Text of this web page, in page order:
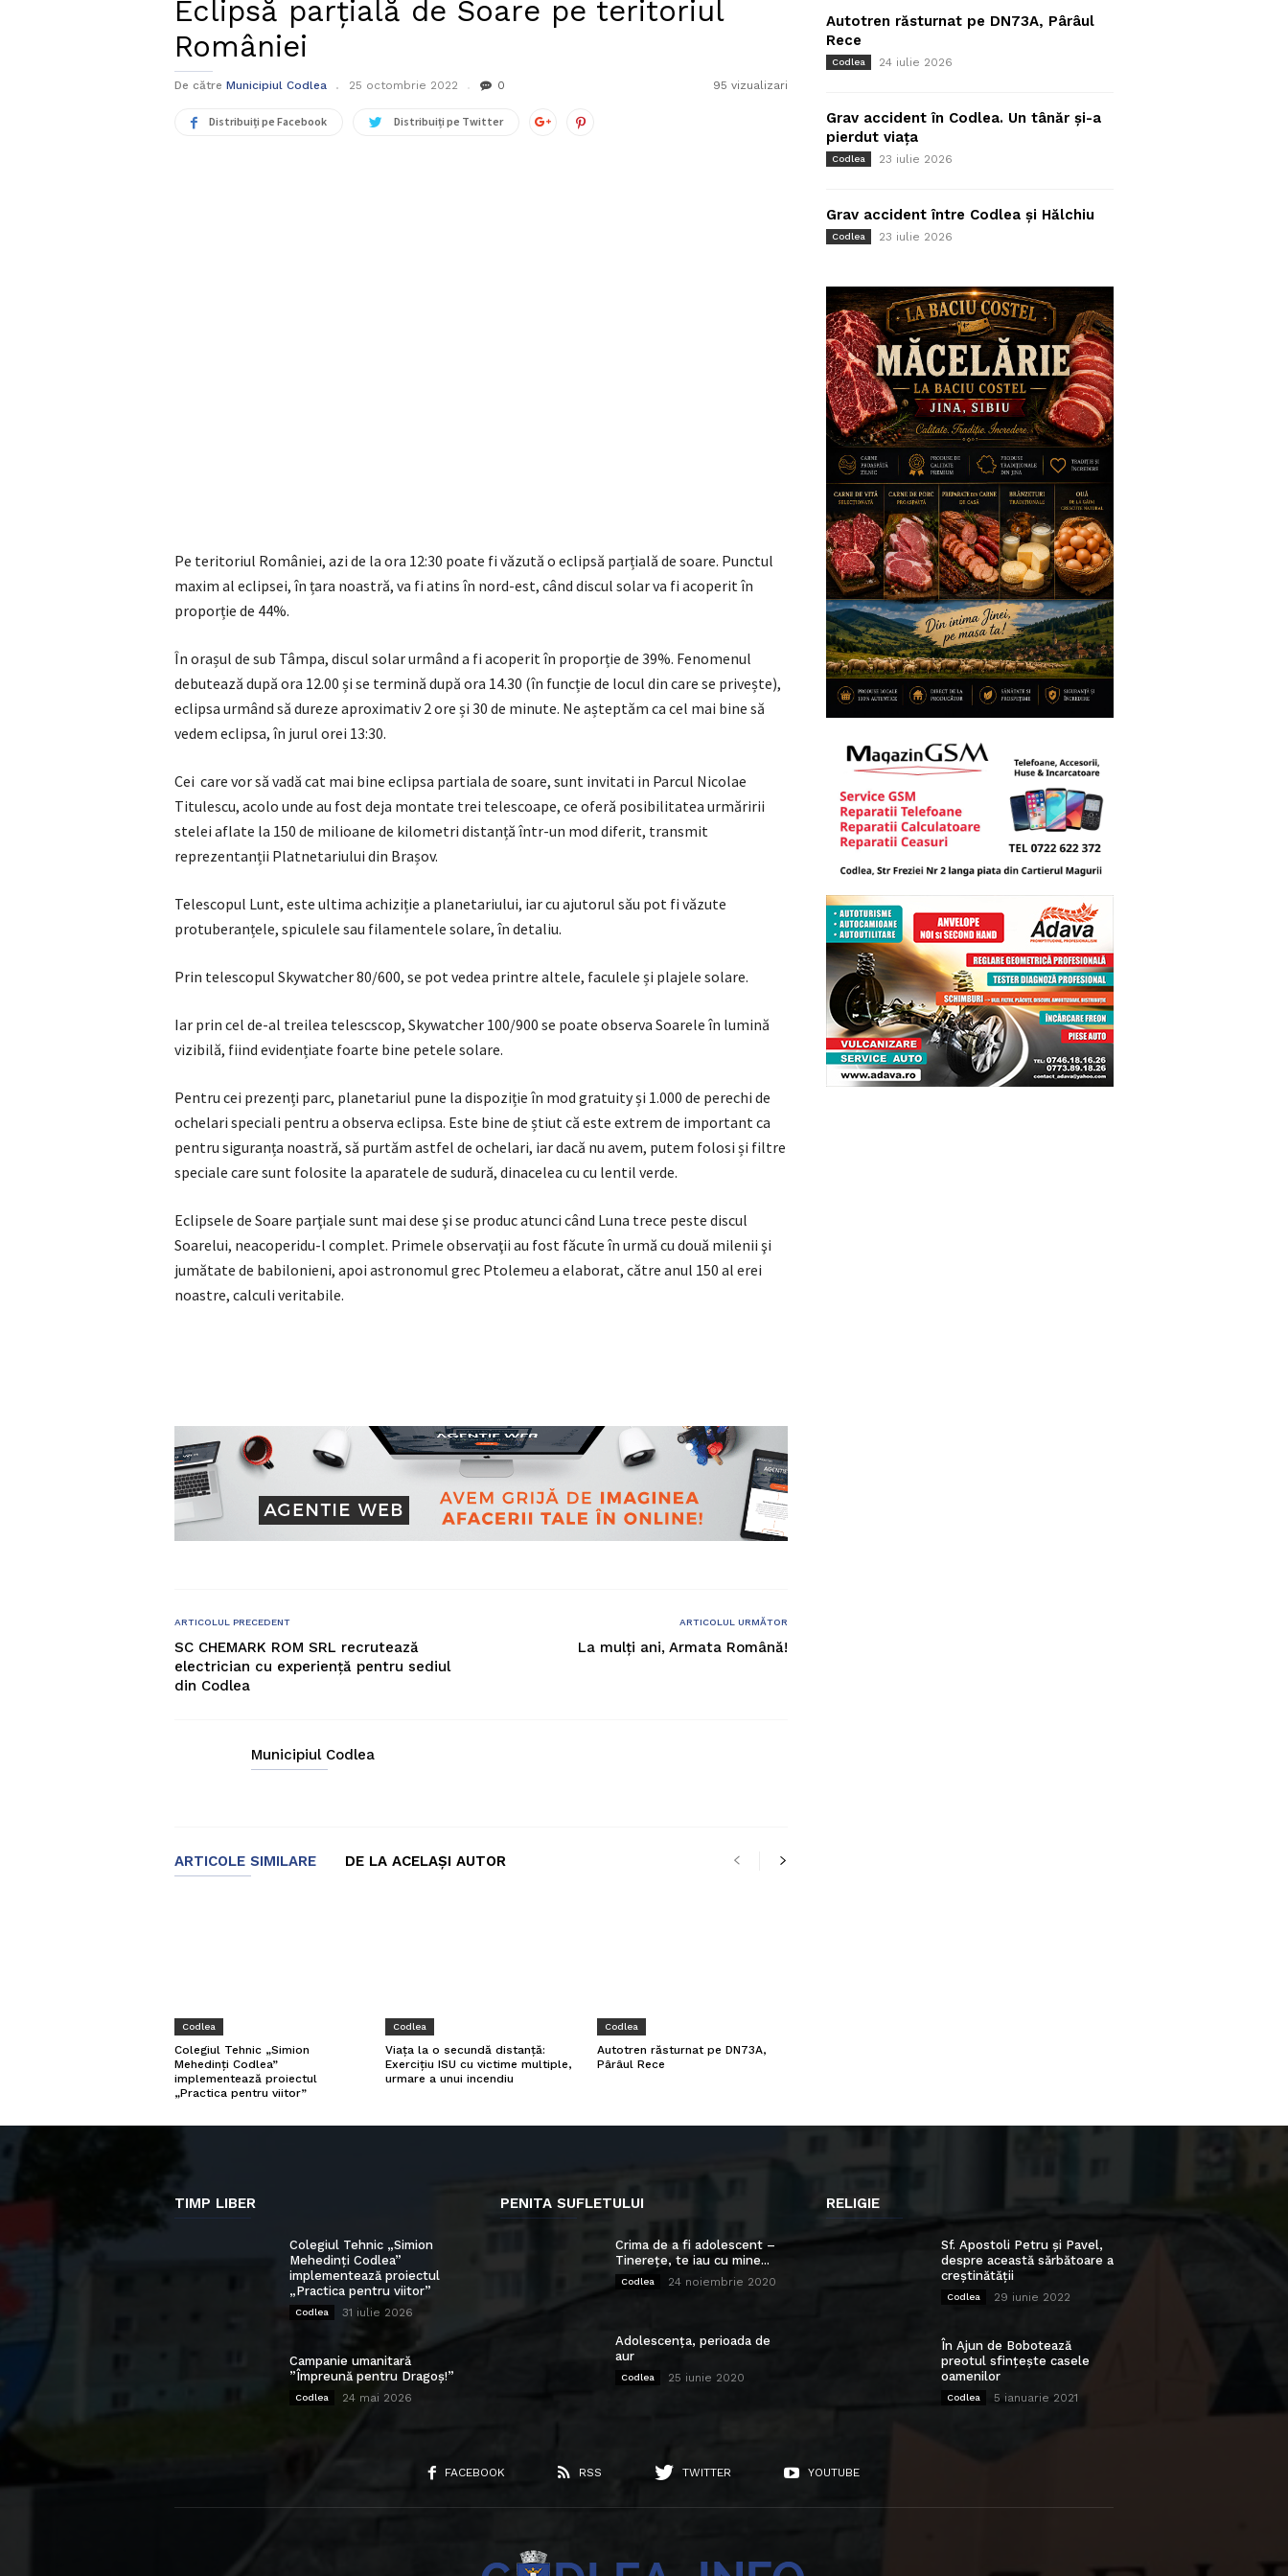
Eclipsă parțială de Soare pe teritoriul
României
De către Municipiul Codlea 25 octombrie 2022 0 95 vizualizari
Distribuiți pe Facebook Distribuiți pe Twitter
Pe teritoriul României, azi de la ora 12:30 poate fi văzută o eclipsă parțială de soare. Punctul
maxim al eclipsei, în țara noastră, va fi atins în nord-est, când discul solar va fi acoperit în
proporție de 44%.
În orașul de sub Tâmpa, discul solar urmând a fi acoperit în proporție de 39%. Fenomenul
debutează după ora 12.00 și se termină după ora 14.30 (în funcție de locul din care se privește),
eclipsa urmând să dureze aproximativ 2 ore și 30 de minute. Ne așteptăm ca cel mai bine să
vedem eclipsa, în jurul orei 13:30.
Cei care vor să vadă cat mai bine eclipsa partiala de soare, sunt invitati in Parcul Nicolae
Titulescu, acolo unde au fost deja montate trei telescoape, ce oferă posibilitatea urmăririi
stelei aflate la 150 de milioane de kilometri distanță într-un mod diferit, transmit
reprezentanții Platnetariului din Brașov.
Telescopul Lunt, este ultima achiziție a planetariului, iar cu ajutorul său pot fi văzute
protuberanțele, spiculele sau filamentele solare, în detaliu.
Prin telescopul Skywatcher 80/600, se pot vedea printre altele, faculele și plajele solare.
Iar prin cel de-al treilea telescscop, Skywatcher 100/900 se poate observa Soarele în lumină
vizibilă, fiind evidențiate foarte bine petele solare.
Pentru cei prezenți parc, planetariul pune la dispoziție în mod gratuity și 1.000 de perechi de
ochelari speciali pentru a observa eclipsa. Este bine de știut că este extrem de important ca
pentru siguranța noastră, să purtăm astfel de ochelari, iar dacă nu avem, putem folosi și filtre
speciale care sunt folosite la aparatele de sudură, dinacelea cu cu lentil verde.
Eclipsele de Soare parţiale sunt mai dese şi se produc atunci când Luna trece peste discul
Soarelui, neacoperidu-l complet. Primele observaţii au fost făcute în urmă cu două milenii şi
jumătate de babilonieni, apoi astronomul grec Ptolemeu a elaborat, către anul 150 al erei
noastre, calculi veritabile.
ARTICOLUL PRECEDENT
SC CHEMARK ROM SRL recrutează
electrician cu experiență pentru sediul
din Codlea
ARTICOLUL URMĂTOR
La mulți ani, Armata Română!
Municipiul Codlea
ARTICOLE SIMILARE DE LA ACELAȘI AUTOR
Codlea
Colegiul Tehnic „Simion
Mehedinți Codlea”
implementează proiectul
„Practica pentru viitor”
Codlea
Viața la o secundă distanță:
Exercițiu ISU cu victime multiple,
urmare a unui incendiu
Codlea
Autotren răsturnat pe DN73A,
Pârâul Rece
Autotren răsturnat pe DN73A, Pârâul
Rece
Codlea 24 iulie 2026
Grav accident în Codlea. Un tânăr și-a
pierdut viața
Codlea 23 iulie 2026
Grav accident între Codlea și Hălchiu
Codlea 23 iulie 2026
TIMP LIBER
Colegiul Tehnic „Simion
Mehedinți Codlea”
implementează proiectul
„Practica pentru viitor”
Codlea 31 iulie 2026
Campanie umanitară
”Împreună pentru Dragoș!”
Codlea 24 mai 2026
PENITA SUFLETULUI
Crima de a fi adolescent –
Tinerețe, te iau cu mine...
Codlea 24 noiembrie 2020
Adolescența, perioada de
aur
Codlea 25 iunie 2020
RELIGIE
Sf. Apostoli Petru și Pavel,
despre această sărbătoare a
creștinătății
Codlea 29 iunie 2022
În Ajun de Bobotează
preotul sfințește casele
oamenilor
Codlea 5 ianuarie 2021
FACEBOOK RSS TWITTER YOUTUBE